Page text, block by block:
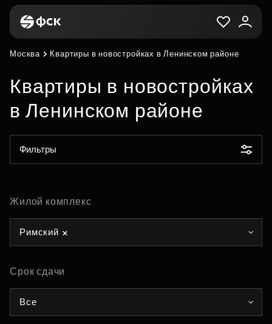
Москва Квартиры в новостройках в Ленинском районе
Квартиры в новостройках
в Ленинском районе
Фильтры
Жилой комплекс
Римский
Срок сдачи
Все